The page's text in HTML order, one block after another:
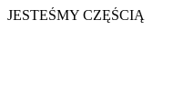
JESTEŚMY CZĘŚCIĄ